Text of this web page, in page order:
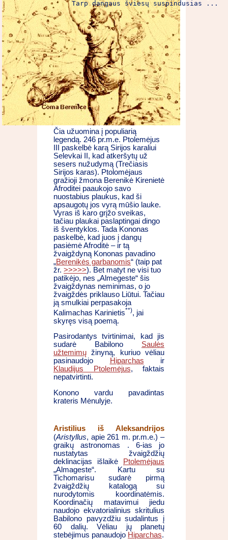
Čia užuomina į populiarią
legendą. 246 pr.m.e. Ptolemėjus
III paskelbė karą Sirijos karaliui
Selevkai II, kad atkeršytų už
sesers nužudymą (Trečiasis
Sirijos karas). Ptolomėjaus
gražioji žmona Berenikė Kirenietė
Afroditei paaukojo savo
nuostabius plaukus, kad ši
apsaugotų jos vyrą mūšio lauke.
Vyras iš karo grįžo sveikas,
tačiau plaukai paslaptingai dingo
iš šventyklos. Tada Kononas
paskelbė, kad juos į dangų
pasiėmė Afroditė – ir tą
žvaigždyną Kononas pavadino
„Berenikės garbanomis“ (taip pat
žr. >>>>>). Bet matyt ne visi tuo
patikėjo, nes „Almegeste“ šis
žvaigždynas neminimas, o jo
žvaigždės priklauso Liūtui. Tačiau
ją smulkiai perpasakoja
Kalimachas Karinietis**), jai
skyręs visą poemą.
Pasirodantys tvirtinimai, kad jis
sudarė Babilono Saulės
užtemimų žinyną, kuriuo vėliau
pasinaudojo
Hiparchas ir
Klaudijus Ptolemėjus, faktais
nepatvirtinti.
Konono vardu pavadintas
krateris Mėnulyje.
Aristilius iš Aleksandrijos
(Aristyllus, apie 261 m. pr.m.e.) –
graikų astronomas . 6-ias jo
nustatytas žvaigždžių
deklinacijas išlaikė
Ptolemėjaus
„Almageste“. Kartu su
Tichomarisu sudarė pirmą
žvaigždžių katalogą su
nurodytomis koordinatėmis.
Koordinačių matavimui jiedu
naudojo ekvatorialinius skritulius
Babilono pavyzdžiu sudalintus į
60 dalių. Vėliau jų planetų
stebėjimus panaudojo Hiparchas.